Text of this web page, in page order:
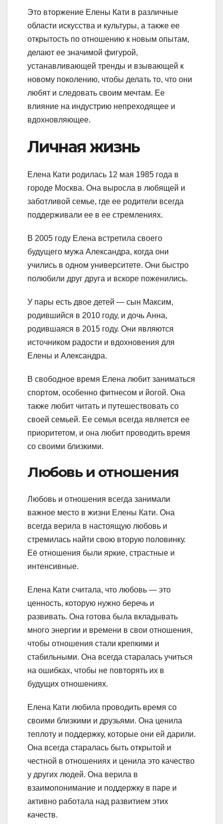
Это вторжение Елены Кати в различные
области искусства и культуры, а также ее
открытость по отношению к новым опытам,
делают ее значимой фигурой,
устанавливающей тренды и взывающей к
новому поколению, чтобы делать то, что они
любят и следовать своим мечтам. Ее
влияние на индустрию непреходящее и
вдохновляющее.
Личная жизнь
Елена Кати родилась 12 мая 1985 года в
городе Москва. Она выросла в любящей и
заботливой семье, где ее родители всегда
поддерживали ее в ее стремлениях.
В 2005 году Елена встретила своего
будущего мужа Александра, когда они
учились в одном университете. Они быстро
полюбили друг друга и вскоре поженились.
У пары есть двое детей — сын Максим,
родившийся в 2010 году, и дочь Анна,
родившаяся в 2015 году. Они являются
источником радости и вдохновения для
Елены и Александра.
В свободное время Елена любит заниматься
спортом, особенно фитнесом и йогой. Она
также любит читать и путешествовать со
своей семьей. Ее семья всегда является ее
приоритетом, и она любит проводить время
со своими близкими.
Любовь и отношения
Любовь и отношения всегда занимали
важное место в жизни Елены Кати. Она
всегда верила в настоящую любовь и
стремилась найти свою вторую половинку.
Её отношения были яркие, страстные и
интенсивные.
Елена Кати считала, что любовь — это
ценность, которую нужно беречь и
развивать. Она готова была вкладывать
много энергии и времени в свои отношения,
чтобы отношения стали крепкими и
стабильными. Она всегда старалась учиться
на ошибках, чтобы не повторять их в
будущих отношениях.
Елена Кати любила проводить время со
своими близкими и друзьями. Она ценила
теплоту и поддержку, которые они ей дарили.
Она всегда старалась быть открытой и
честной в отношениях и ценила это качество
у других людей. Она верила в
взаимопонимание и поддержку в паре и
активно работала над развитием этих
качеств.